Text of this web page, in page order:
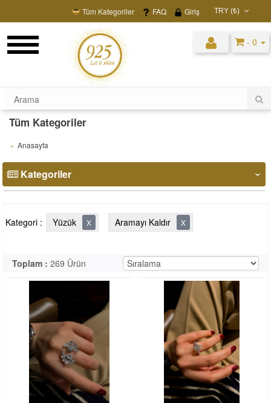
TRY (₺)
EUR (€)
Tüm Kategoriler FAQ Giriş
- 0
Tüm Kategoriler
Anasayfa
Kategoriler ‹
Kategori : Yüzük X Aramayı Kaldır X
Toplam : 269 Ürün